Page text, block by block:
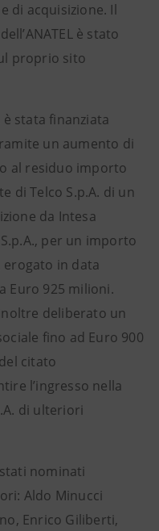
di acquisizione. Il
è stato
proprio sito
è stata finanziata
un aumento di
al residuo importo
di Telco S.p.A. di un
da Intesa
per un importo
erogato in data
Euro 925 milioni.
inoltre deliberato un
fino ad Euro 900
citato
l’ingresso nella
di ulteriori
nominati
Aldo Minucci
Enrico Giliberti,